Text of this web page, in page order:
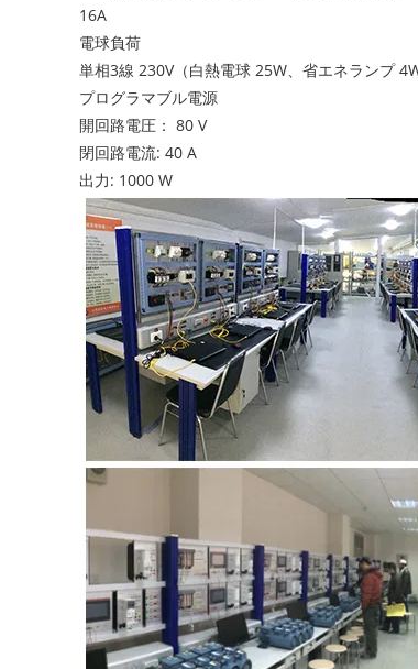
16A
電球負荷
単相3線 230V（白熱電球 25W、省エネランプ 4W
プログラマブル電源
開回路電圧： 80 V
閉回路電流: 40 A
出力: 1000 W